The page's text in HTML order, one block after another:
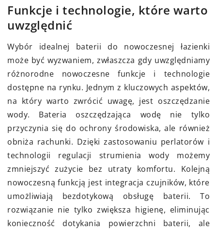
Funkcje i technologie, które warto
uwzględnić
Wybór idealnej baterii do nowoczesnej łazienki
może być wyzwaniem, zwłaszcza gdy uwzględniamy
różnorodne nowoczesne funkcje i technologie
dostępne na rynku. Jednym z kluczowych aspektów,
na który warto zwrócić uwagę, jest oszczędzanie
wody. Bateria oszczędzająca wodę nie tylko
przyczynia się do ochrony środowiska, ale również
obniża rachunki. Dzięki zastosowaniu perlatorów i
technologii regulacji strumienia wody możemy
zmniejszyć zużycie bez utraty komfortu. Kolejną
nowoczesną funkcją jest integracja czujników, które
umożliwiają bezdotykową obsługę baterii. To
rozwiązanie nie tylko zwiększa higienę, eliminując
konieczność dotykania powierzchni baterii, ale